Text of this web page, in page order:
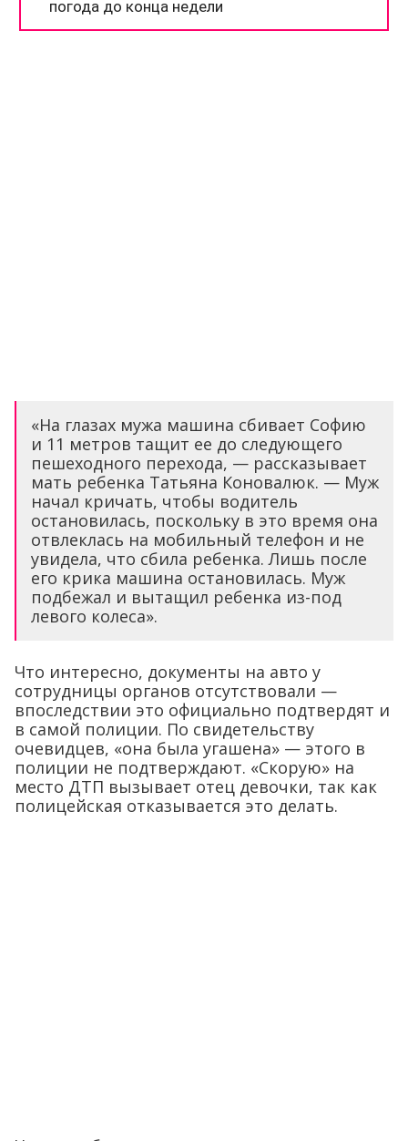
«На глазах мужа машина сбивает Софию
и 11 метров тащит ее до следующего
пешеходного перехода, — рассказывает
мать ребенка Татьяна Коновалюк. — Муж
начал кричать, чтобы водитель
остановилась, поскольку в это время она
отвлеклась на мобильный телефон и не
увидела, что сбила ребенка. Лишь после
его крика машина остановилась. Муж
подбежал и вытащил ребенка из-под
левого колеса».
Что интересно, документы на авто у
сотрудницы органов отсутствовали —
впоследствии это официально подтвердят и
в самой полиции. По свидетельству
очевидцев, «она была угашена» — этого в
полиции не подтверждают. «Скорую» на
место ДТП вызывает отец девочки, так как
полицейская отказывается это делать.